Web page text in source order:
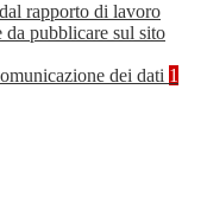
rapporto di lavoro
da pubblicare sul sito
dei dati 1